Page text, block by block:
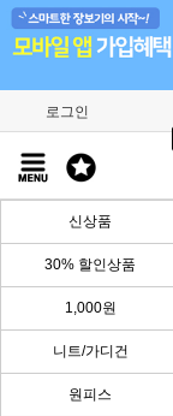
로그인
신상품
30% 할인상품
1,000원
니트/가디건
원피스